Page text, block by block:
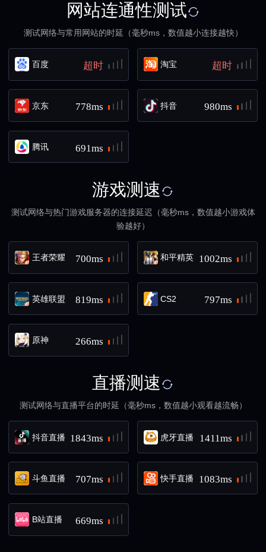
网站连通性测试
测试网络与常用网站的时延（毫秒ms，数值越小连接越快）
百度 超时 淘宝 超时
京东 778ms 抖音 980ms
腾讯 691ms
游戏测速
测试网络与热门游戏服务器的连接延迟（毫秒ms，数值越小游戏体
验越好）
王者荣耀 700ms 和平精英 1002ms
英雄联盟 819ms CS2 797ms
原神 266ms
直播测速
测试网络与直播平台的时延（毫秒ms，数值越小观看越流畅）
抖音直播 1843ms 虎牙直播 1411ms
斗鱼直播 707ms 快手直播 1083ms
B站直播 669ms